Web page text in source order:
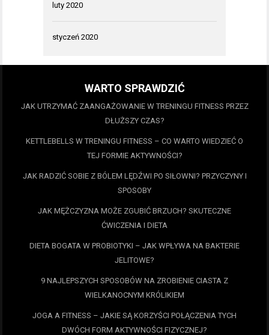
luty 2020
styczeń 2020
WARTO SPRAWDZIĆ
JAK UTRZYMAĆ ZAANGAŻOWANIE W TRENINGU FITNESS PRZEZ
DŁUŻSZY CZAS?
KETTLEBELLS W TRENINGU FITNESS – CO WARTO WIEDZIEĆ O
TEJ FORMIE AKTYWNOŚCI?
JAK RADZIĆ SOBIE Z BÓLEM LĘDŹWI PO SIŁOWNI? PRZYCZYNY I
SPOSOBY
JAK MĘŻCZYZNA MOŻE ZGUBIĆ BRZUCH? SKUTECZNE
ĆWICZENIA I DIETA
DIETA BOGATA W PROBIOTYKI – JAK WPŁYWA NA BAKTERIE
JELITOWE?
9 NAJLEPSZYCH SPOSOBÓW NA ZROBIENIE CIASTA Z
WIELKANOCNYM KRÓLIKIEM
JOGA A FITNESS – JAKIE SĄ KORZYŚCI POŁĄCZENIA TYCH
DWÓCH FORM AKTYWNOŚCI FIZYCZNEJ?